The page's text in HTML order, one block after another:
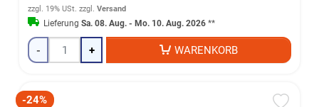
zzgl. 19% USt. zzgl.Versand
LieferungSa. 08. Aug. - Mo. 10. Aug. 2026 **
- + WARENKORB
-24%